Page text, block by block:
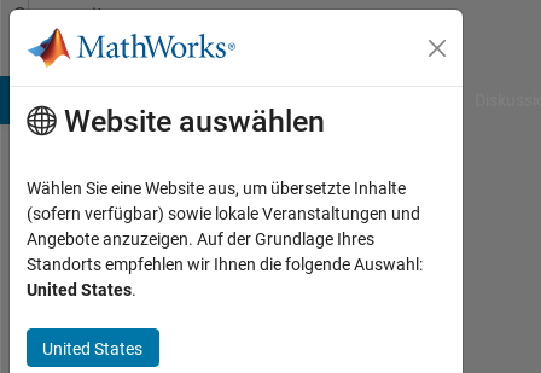
Weiter zum Inhalt
Community
Profile
Nipun
Last
seen:
etwa
2
Jahre
Website auswählen
Wählen Sie eine Website aus, um übersetzte Inhalte
(sofern verfügbar) sowie lokale Veranstaltungen und
Angebote anzuzeigen. Auf der Grundlage Ihres
Standorts empfehlen wir Ihnen die folgende Auswahl:
United States.
United States